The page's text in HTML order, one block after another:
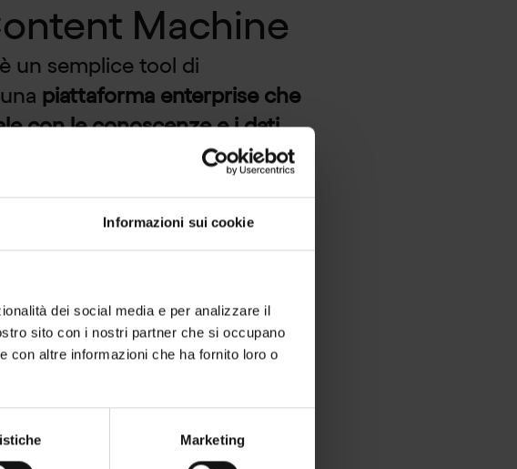
Informazioni sui cookie
dei social media e per analizzare il
sito con i nostri partner che si occupano
con altre informazioni che ha fornito loro o
Marketing
Machine
un semplice tool di
piattaforma enterprise che
con le conoscenze e i dati
, che definisce
del brand: in questo
la piattaforma consente
FAQ, report, ecc.).